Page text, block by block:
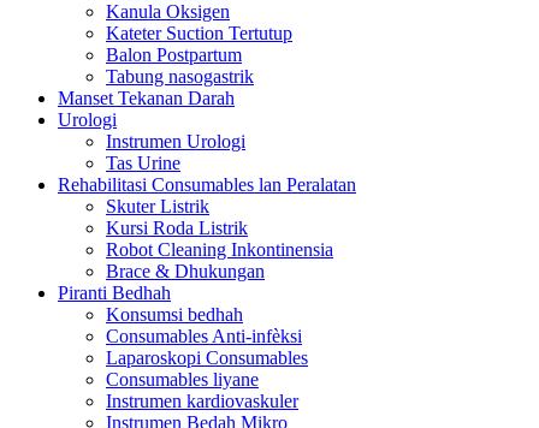
Kanula Oksigen
Kateter Suction Tertutup
Balon Postpartum
Tabung nasogastrik
Manset Tekanan Darah
Urologi
Instrumen Urologi
Tas Urine
Rehabilitasi Consumables lan Peralatan
Skuter Listrik
Kursi Roda Listrik
Robot Cleaning Inkontinensia
Brace & Dhukungan
Piranti Bedhah
Konsumsi bedhah
Consumables Anti-infèksi
Laparoskopi Consumables
Consumables liyane
Instrumen kardiovaskuler
Instrumen Bedah Mikro